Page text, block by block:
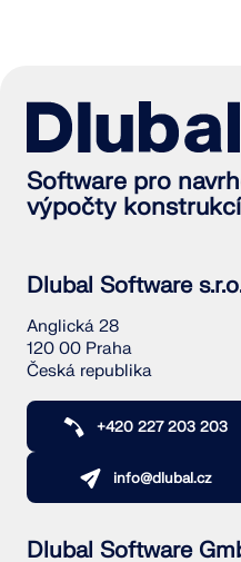
Software pro
výpočty konstrukcí
Dlubal Software
Anglická 28
120 00 Praha
Česká republika
+420 227 203 203
info@dlubal.cz
Dlubal Software